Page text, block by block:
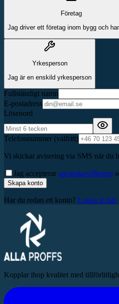
Företag
Jag driver ett företag inom bygg och
Yrkesperson
Jag är en enskild yrkesperson
Fullständigt namn
E-postadress
Lösenord
Telefonnummer (valfritt)
Vi skickar avisering via SMS när du
Jag accepterar användarvillkoren
Skapa konto
Har du redan ett konto? Logga in här
Kopplar ihop kvalitet med